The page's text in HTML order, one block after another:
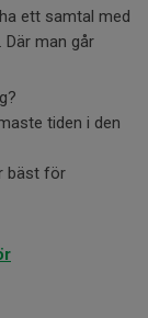
ett samtal med
man går
tiden i den
bäst för